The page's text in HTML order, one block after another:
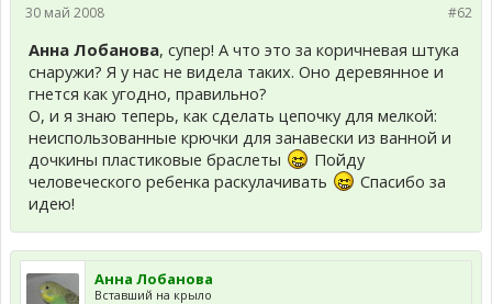
#62
30 май 2008
Анна Лобанова, супер! А что это за коричневая штука
снаружи? Я у нас не видела таких. Оно деревянное и
гнется как угодно, правильно?
О, и я знаю теперь, как сделать цепочку для мелкой:
неиспользованные крючки для занавески из ванной и
дочкины пластиковые браслеты
Пойду
человеческого ребенка раскулачивать
Спасибо за
идею!
Анна Лобанова
Вставший на крыло